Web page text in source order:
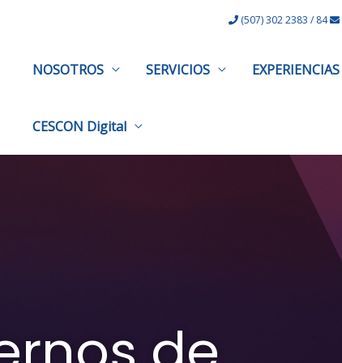
(507) 302 2383 / 84
NOSOTROS SERVICIOS EXPERIENCIAS
CESCON Digital